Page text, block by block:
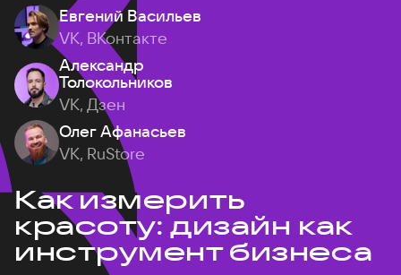
Евгений Васильев
VK, ВКонтакте
Александр
Толокольников
VK, Дзен
Олег Афанасьев
VK, RuStore
Как измерить
красоту: дизайн как
инструмент бизнеса